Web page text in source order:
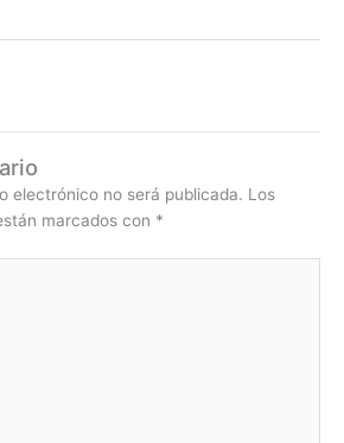
electrónico no será publicada. Los
marcados con *